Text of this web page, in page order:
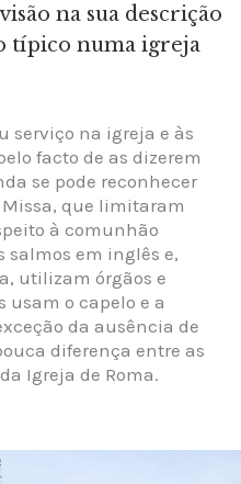
na sua descrição
típico numa igreja
serviço na igreja e às
facto de as dizerem
se pode reconhecer
que limitaram
à comunhão
em inglês e,
utilizam órgãos e
usam o capelo e a
da ausência de
diferença entre as
Igreja de Roma.